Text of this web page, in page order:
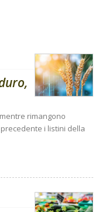
rimangono
i listini della